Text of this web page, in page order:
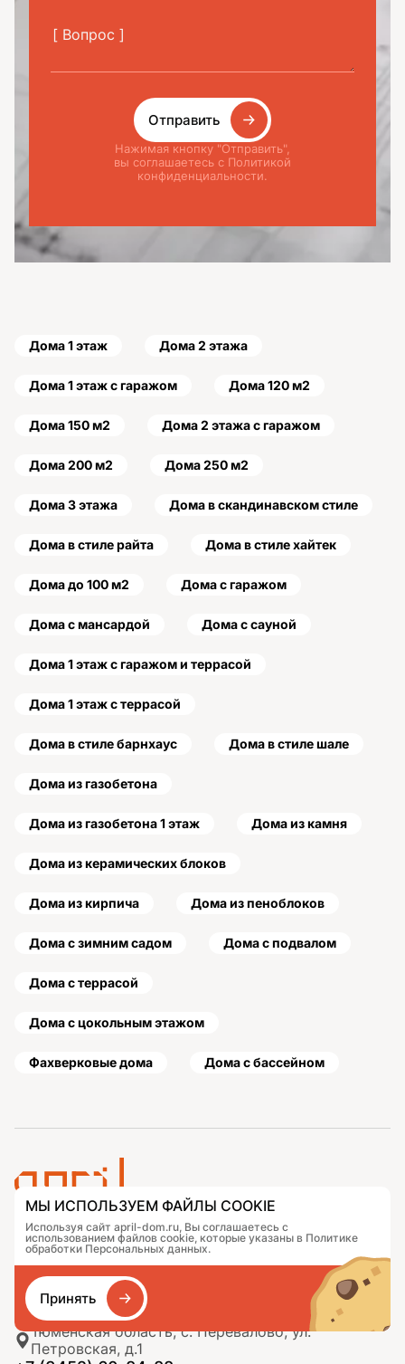
Отправить
Нажимая кнопку "Отправить",
вы соглашаетесь с Политикой
конфиденциальности.
Дома 1 этаж Дома 2 этажа
Дома 1 этаж с гаражом Дома 120 м2
Дома 150 м2 Дома 2 этажа с гаражом
Дома 200 м2 Дома 250 м2
Дома 3 этажа Дома в скандинавском стиле
Дома в стиле райта Дома в стиле хайтек
Дома до 100 м2 Дома с гаражом
Дома с мансардой Дома с сауной
Дома 1 этаж с гаражом и террасой
Дома 1 этаж с террасой
Дома в стиле барнхаус Дома в стиле шале
Дома из газобетона
Дома из газобетона 1 этаж Дома из камня
Дома из керамических блоков
Дома из кирпича Дома из пеноблоков
Дома с зимним садом Дома с подвалом
Дома с террасой
Дома с цокольным этажом
Фахверковые дома Дома с бассейном
Проекты
Подобрать дом
Портфолио
О компании
Сравнение
Контакты
Журнал
Как заказать
Тюменская область, с. Перевалово, ул.
Петровская, д.1
МЫ ИСПОЛЬЗУЕМ ФАЙЛЫ COOKIE
Используя сайт april-dom.ru, Вы соглашаетесь с
использованием файлов cookie, которые указаны в Политике
обработки Персональных данных.
Принять